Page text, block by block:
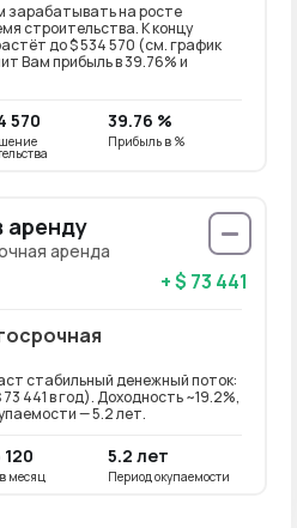
зарабатывать на росте
строительства. К концу
до $ 534 570 (см. график
Вам прибыль в 39.76% и
570 39.76 %
Прибыль в %
аренду
аренда
+ $ 73 441
стабильный денежный поток:
441 в год). Доходность ~19.2%,
— 5.2 лет.
120
месяц
5.2 лет
Период окупаемости